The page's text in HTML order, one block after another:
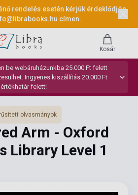
rendelés esetén kérjük érdeklődjön
címen.
be webáruházunkba 25.000 Ft felett
Ingyenes kiszállítás 20.000 Ft
értékhatár felett!
Kosár
olvasmányok
Arm - Oxford
Library Level 1